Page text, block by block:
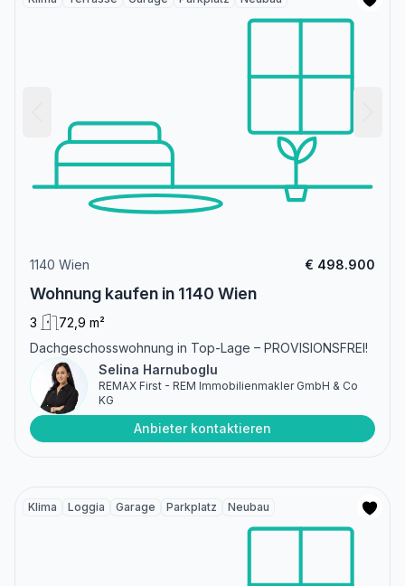
1140 Wien € 498.900
Wohnung kaufen in 1140 Wien
3
72,9 m²
Dachgeschosswohnung in Top-Lage – PROVISIONSFREI!
Selina Harnuboglu
REMAX First - REM Immobilienmakler GmbH & Co
KG
Anbieter kontaktieren
Klima Loggia Garage Parkplatz Neubau